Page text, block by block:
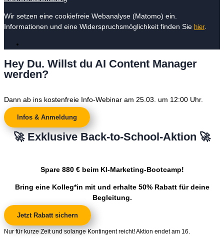
Wir setzen eine cookiefreie Webanalyse (Matomo) ein.
Informationen und eine Widerspruchsmöglichkeit finden Sie hier
Hey Du. Willst du AI Content Manager
werden?
Dann ab ins kostenfreie Info-Webinar am 25.03. um 12:00 Uhr.
Infos & Anmeldung
🚀 Exklusive Back-to-School-Aktion 🚀
Spare 880 € beim KI-Marketing-Bootcamp!
Bring eine Kolleg*in mit und erhalte 50% Rabatt für deine
Begleitung.
Jetzt Rabatt sichern
Nur für kurze Zeit und solange Kontingent reicht! Aktion endet am 16.